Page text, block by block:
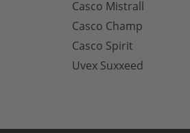
Casco Mistrall
Casco Champ
Casco Spirit
Uvex Suxxeed